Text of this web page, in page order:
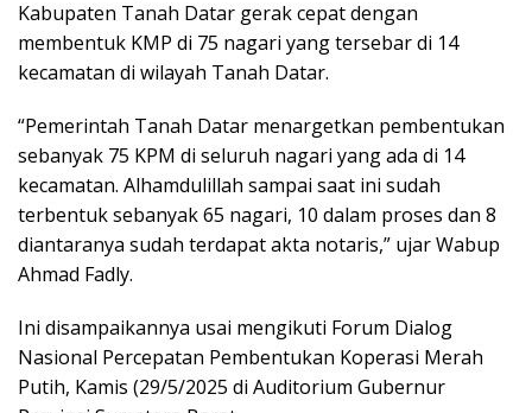
Kabupaten Tanah Datar gerak cepat dengan
membentuk KMP di 75 nagari yang tersebar di 14
kecamatan di wilayah Tanah Datar.
“Pemerintah Tanah Datar menargetkan pembentukan
sebanyak 75 KPM di seluruh nagari yang ada di 14
kecamatan. Alhamdulillah sampai saat ini sudah
terbentuk sebanyak 65 nagari, 10 dalam proses dan 8
diantaranya sudah terdapat akta notaris,” ujar Wabup
Ahmad Fadly.
Ini disampaikannya usai mengikuti Forum Dialog
Nasional Percepatan Pembentukan Koperasi Merah
Putih, Kamis (29/5/2025 di Auditorium Gubernur